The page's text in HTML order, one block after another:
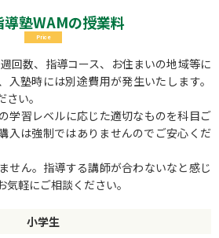
導塾WAMの授業料
Price
回数、指導コース、お住まいの地域等に
入塾時には別途費用が発生いたします。
い。
学習レベルに応じた適切なものを科目ご
入は強制ではありませんのでご安心くだ
せん。指導する講師が合わないなと感じ
軽にご相談ください。
小学生